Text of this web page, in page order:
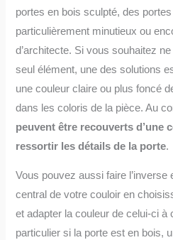
portes en bois sculpté, des
particulièrement minutieux ou
d’architecte. Si vous souhaitez
seul élément, une des solutions
une couleur claire ou plus foncé
dans les coloris de la pièce. Au
peuvent être recouverts d’une
ressortir les détails de la porte.
Vous pouvez aussi faire l’inverse
central de votre couloir en
et adapter la couleur de celui-ci à
particulier si la porte est en bois,